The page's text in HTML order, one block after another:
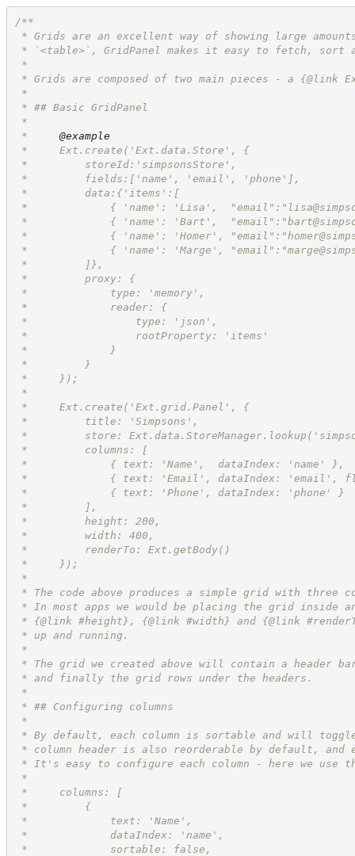
/**
* Grids are an excellent way of showing large
* `<table>`, GridPanel makes it easy to fetch, sort
*
* Grids are composed of two main pieces - a
*
* ## Basic GridPanel
*
* @example
*     Ext.create('Ext.data.Store', {
*         storeId:'simpsonsStore',
*         fields:['name', 'email', 'phone'],
*         data:{'items':[
*             { 'name': 'Lisa',  "email":"
*             { 'name': 'Bart',  "email":"
*             { 'name': 'Homer', "email":"
*             { 'name': 'Marge', "email":"
*         ]},
*         proxy: {
*             type: 'memory',
*             reader: {
*                 type: 'json',
*                 rootProperty: 'items'
*             }
*         }
*     });
*
*     Ext.create('Ext.grid.Panel', {
*         title: 'Simpsons',
*         store:
*         columns: [
*             { text: 'Name',  dataIndex: 'name' },
*             { text: 'Email', dataIndex: 'email',
*             { text: 'Phone', dataIndex: 'phone' }
*         ],
*         height: 200,
*         width: 400,
*         renderTo: Ext.getBody()
*     });
*
* The code above produces a simple grid with three
* In most apps we would be placing the grid inside
* {@link #height}, {@link #width} and {@link
* up and running.
*
* The grid we created above will contain a header
* and finally the grid rows under the headers.
*
* ## Configuring columns
*
* By default, each column is sortable and will toggle
* column header is also reorderable by default, and
* It's easy to configure each column - here we use
*
*     columns: [
*         {
*             text: 'Name',
*             dataIndex: 'name',
*             sortable: false,